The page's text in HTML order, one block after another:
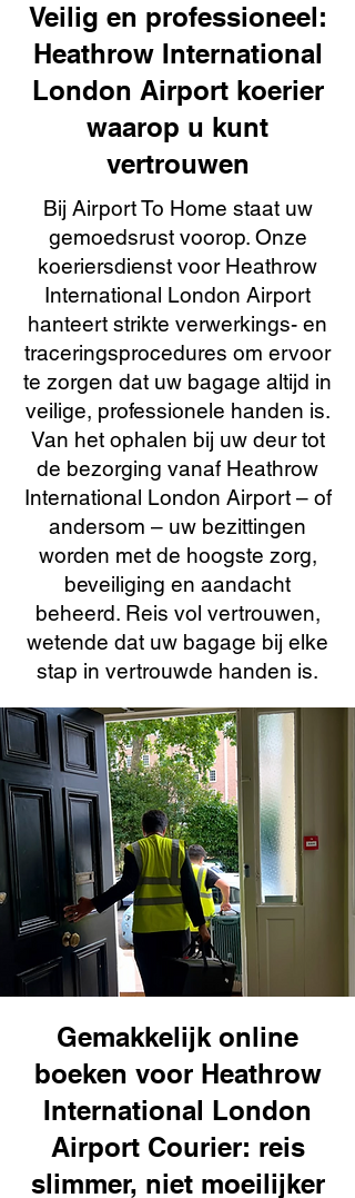
Veilig en professioneel:
Heathrow International
London Airport koerier
waarop u kunt
vertrouwen
Bij Airport To Home staat uw
gemoedsrust voorop. Onze
koeriersdienst voor Heathrow
International London Airport
hanteert strikte verwerkings- en
traceringsprocedures om ervoor
te zorgen dat uw bagage altijd in
veilige, professionele handen is.
Van het ophalen bij uw deur tot
de bezorging vanaf Heathrow
International London Airport – of
andersom – uw bezittingen
worden met de hoogste zorg,
beveiliging en aandacht
beheerd. Reis vol vertrouwen,
wetende dat uw bagage bij elke
stap in vertrouwde handen is.
Gemakkelijk online
boeken voor Heathrow
International London
Airport Courier: reis
slimmer, niet moeilijker